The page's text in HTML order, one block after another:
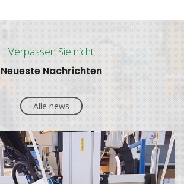
Verpassen Sie nicht
Neueste Nachrichten
Alle news